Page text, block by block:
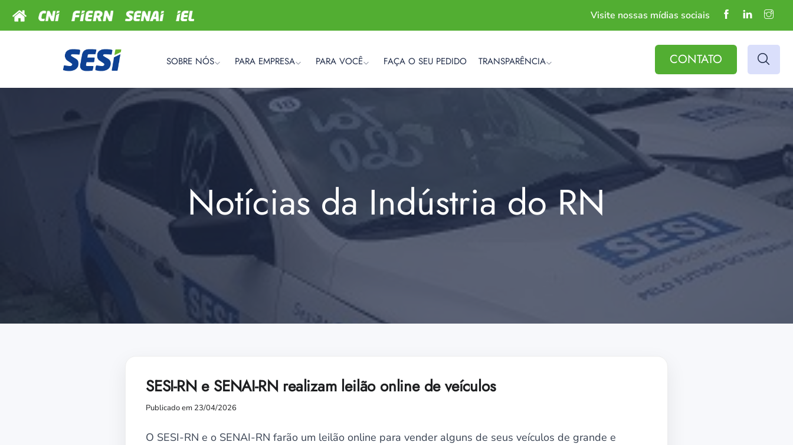
Visite nossas mídias sociais
SOBRE NÓS PARA EMPRESA PARA VOCÊ FAÇA O SEU PEDIDO TRANSPARÊNCIA CONTATO
Notícias da Indústria do RN
SESI-RN e SENAI-RN realizam leilão online de veículos
Publicado em 23/04/2026
O SESI-RN e o SENAI-RN farão um leilão online para vender alguns de seus veículos de grande e